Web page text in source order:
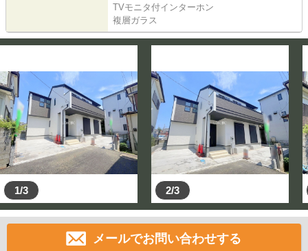
TVモニタ付インターホン
複層ガラス
1/3 2/3
メールでお問い合わせする